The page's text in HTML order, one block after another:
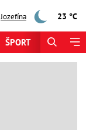
Jozefína 23 °C
ŠPORT